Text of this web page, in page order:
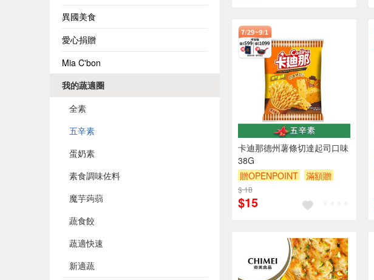
異國美食
愛心捐贈
Mia C'bon
我的蔬適圈
全素
五辛素
蛋奶素
素食調味佐料
魔芋蒟蒻
蔬食餃
蔬適快速
新適蔬
卡迪那德州薯條切達起司口味
38G
贈OPENPOINT
滿額贈
贈$200
$ 18
$15